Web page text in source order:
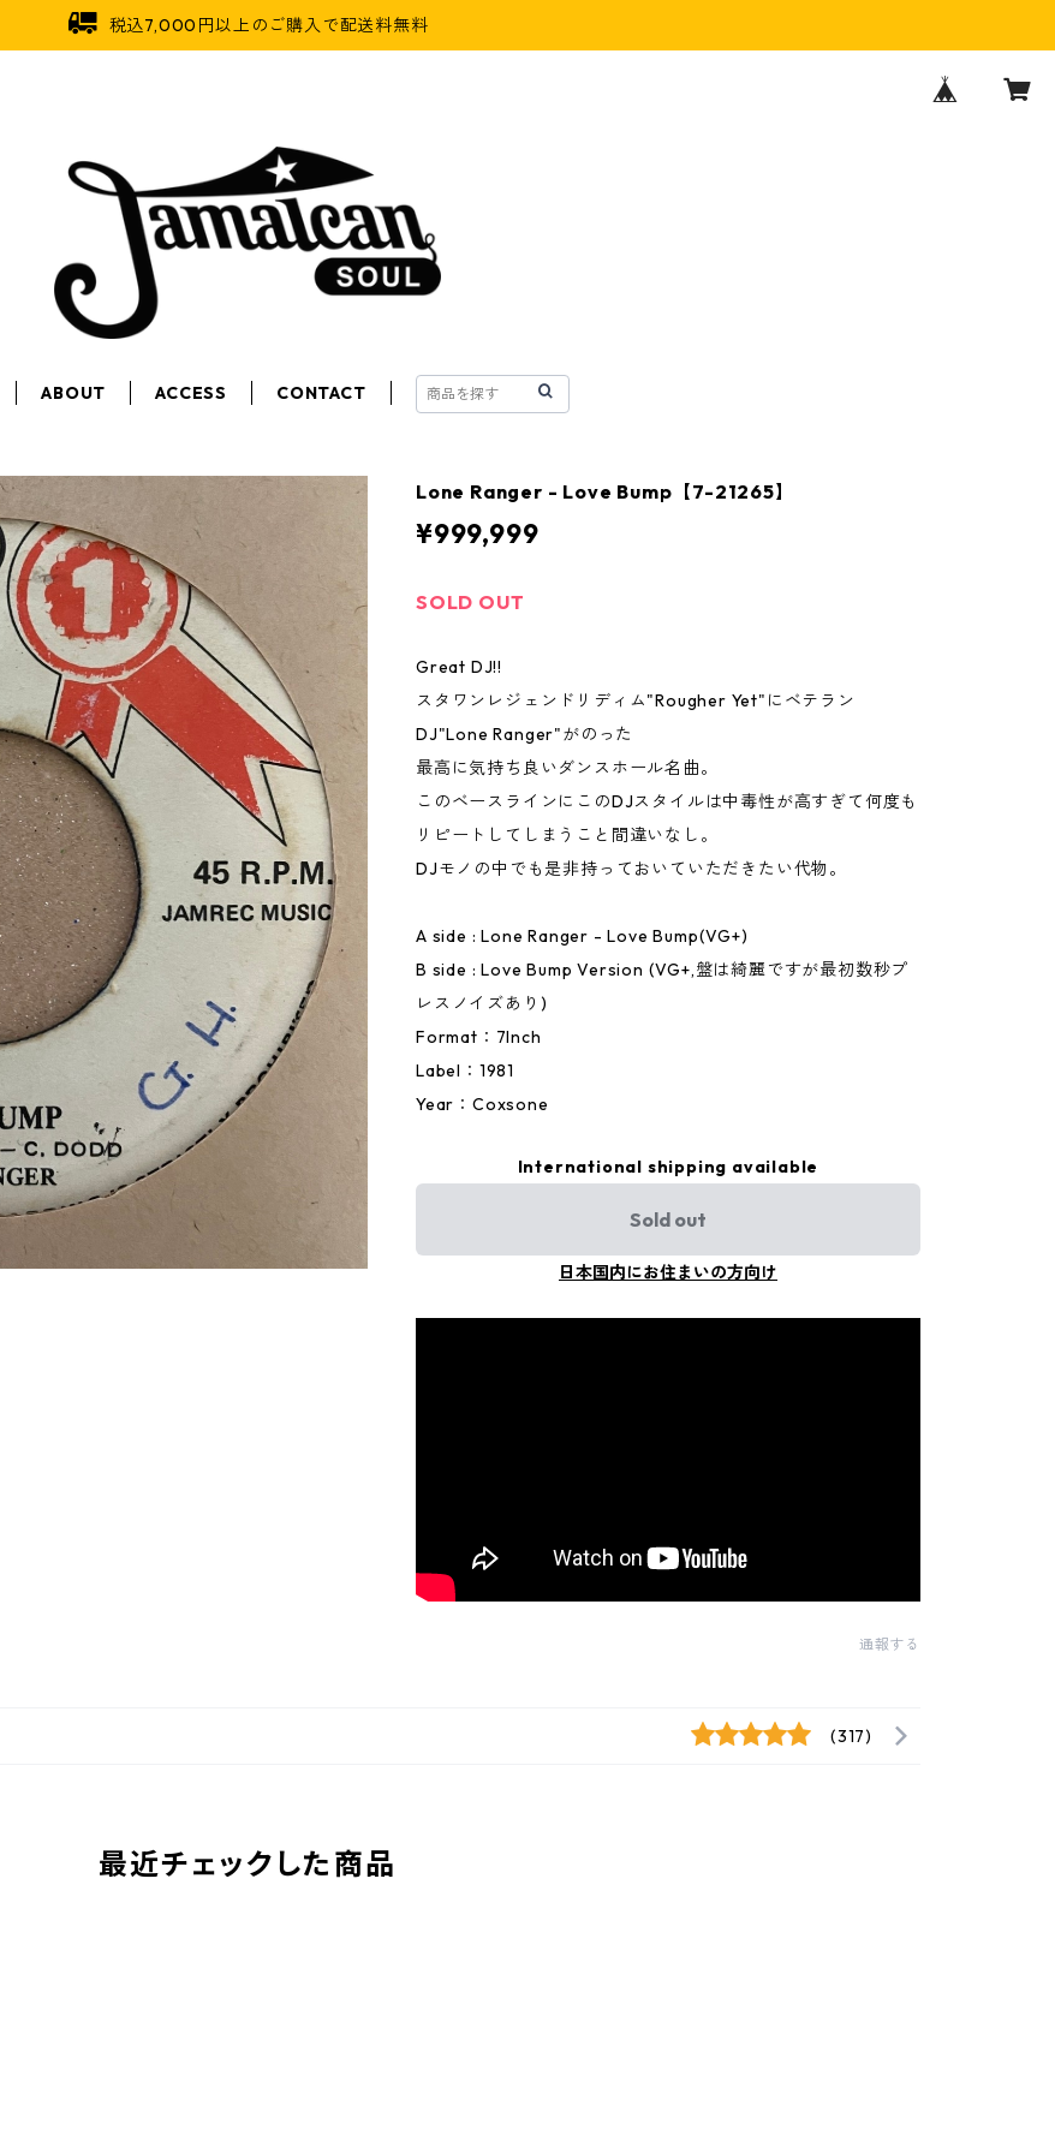
税込7,000円以上のご購入で配送料無料
ABOUT ACCESS CONTACT
Lone Ranger - Love Bump【7-21265】
¥999,999
SOLD OUT
Great DJ!!
スタワンレジェンドリディム"Rougher Yet"にベテラン
DJ"Lone Ranger"がのった
最高に気持ち良いダンスホール名曲。
このベースラインにこのDJスタイルは中毒性が高すぎて何度も
リピートしてしまうこと間違いなし。
DJモノの中でも是非持っておいていただきたい代物。
A side : Lone Ranger - Love Bump(VG+)
B side : Love Bump Version (VG+,盤は綺麗ですが最初数秒プ
レスノイズあり)
Format：7Inch
Label：1981
Year：Coxsone
International shipping available
Sold out
日本国内にお住まいの方向け
通報する
(317)
最近チェックした商品